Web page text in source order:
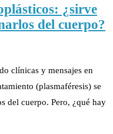
¿sirve
del cuerpo?
clínicas y mensajes en
(plasmaféresis) se
del cuerpo. Pero, ¿qué hay